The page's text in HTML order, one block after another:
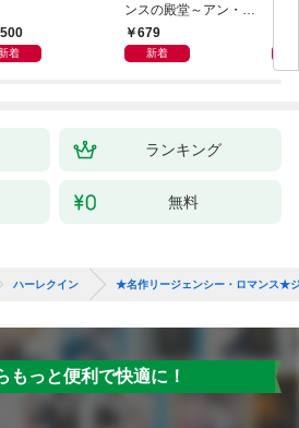
着
ンスの殿堂～アン・メ
イザー名作選 2～【ハ
ーレクインSP文庫
679
新着
ン
ランキング
無料
ハーレクイン ★名作リージェンシー・ロマンス★
もっと便利で快適に！